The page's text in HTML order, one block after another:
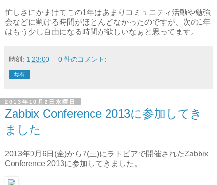
忙しさにかまけてこの1年はあまりコミュニティ活動や勉強
会などに割ける時間がほとんどなかったのですが、次の1年
はもう少し自由になる時間が欲しいなぁと思ってます。
時刻: 1:23:00 0 件のコメント:
共有
2013年10月2日水曜日
Zabbix Conference 2013に参加してき
ました
2013年9月6日(金)から7(土)にラトビアで開催されたZabbix
Conference 2013に参加してきました。